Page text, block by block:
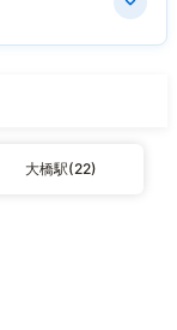
大橋駅(22)